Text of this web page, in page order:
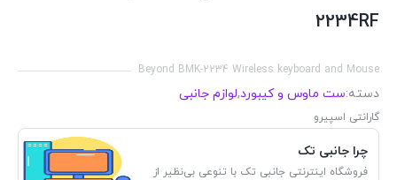
2234RF
Beyond BMK-2234 Wireless keyboard and Mouse
دسته:ست ماوس و کیبورد,لوازم جانبی
گارانتی اسپیرو
چرا جانبی تک
فروشگاه اینترنتی جانبی تک با تنوعی بی‌نظیر از